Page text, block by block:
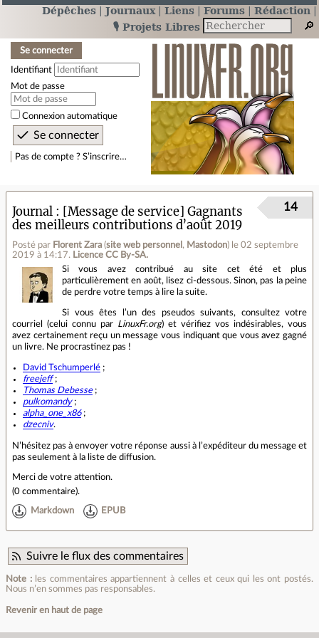
Dépêches Journaux Liens Forums
Rédaction
🎙️ Projets Libres
Se connecter
Identifiant
Mot de passe
Connexion automatique
Pas de compte ? S’inscrire…
Journal
[Message de service] Gagnants
des meilleurs contributions d’août 2019
Posté par Florent Zara (site web personnel , Mastodon) le 02 septembre
2019 à 14:17. Licence CC By‑SA.
14
Si vous avez contribué au site cet été et plus
particulièrement en août, lisez ci‐dessous. Sinon, pas la peine
de perdre votre temps à lire la suite.
Si vous êtes l’un des pseudos suivants, consultez votre
courriel (celui connu par LinuxFr.org) et vérifiez vos indésirables, vous
avez certainement reçu un message vous indiquant que vous avez gagné
un livre. Ne procrastinez pas !
David Tschumperlé ;
freejeff;
Thomas Debesse;
pulkomandy;
alpha_one_x86;
dzecniv.
N’hésitez pas à envoyer votre réponse aussi à l’expéditeur du message et
pas seulement à la liste de diffusion.
Merci de votre attention.
(0 commentaire).
Markdown EPUB
Suivre le flux des commentaires
Note :les commentaires appartiennent à celles et ceux qui les ont postés.
Nous n’en sommes pas responsables.
Revenir en haut de page